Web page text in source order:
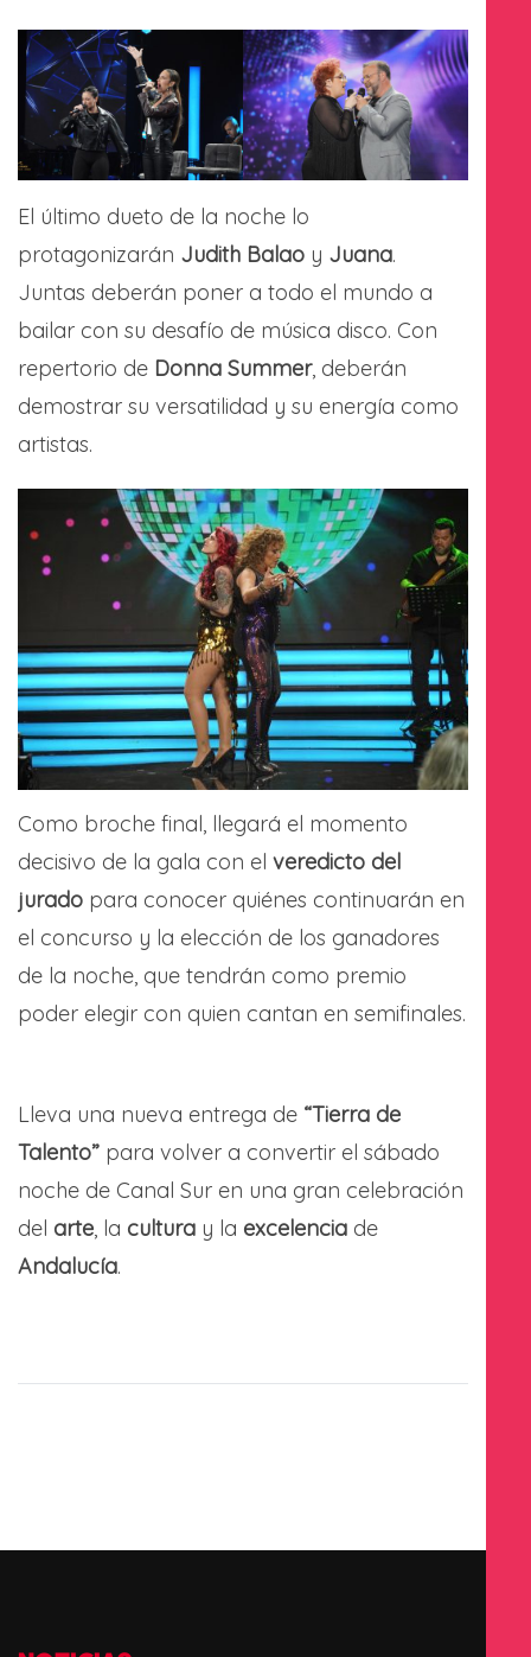
El último dueto de la noche lo
protagonizarán Judith Balao y Juana.
Juntas deberán poner a todo el mundo a
bailar con su desafío de música disco. Con
repertorio de Donna Summer, deberán
demostrar su versatilidad y su energía como
artistas.
Como broche final, llegará el momento
decisivo de la gala con el veredicto del
jurado para conocer quiénes continuarán en
el concurso y la elección de los ganadores
de la noche, que tendrán como premio
poder elegir con quien cantan en semifinales.
Lleva una nueva entrega de “Tierra de
Talento” para volver a convertir el sábado
noche de Canal Sur en una gran celebración
del arte, la cultura y la excelencia de
Andalucía.